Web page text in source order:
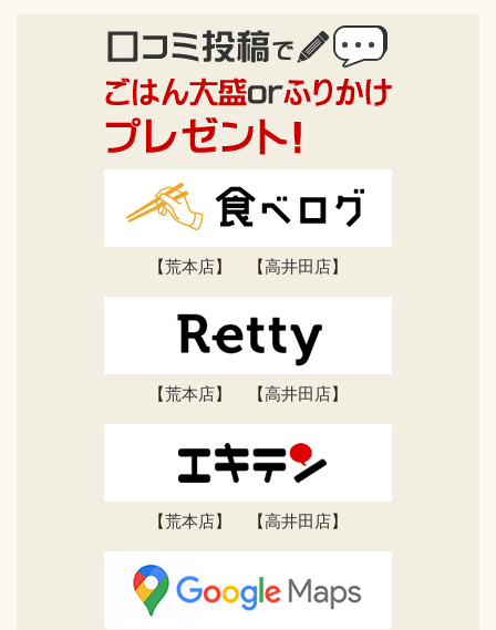
【荒本店】 【高井田店】
【荒本店】 【高井田店】
【荒本店】 【高井田店】